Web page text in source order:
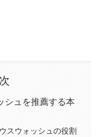
シュを推薦する本
スウォッシュの役割